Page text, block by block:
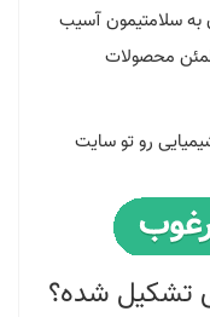
به سلامتیمون آسیب
محصولات
رو تو سایت
تشکیل شده؟